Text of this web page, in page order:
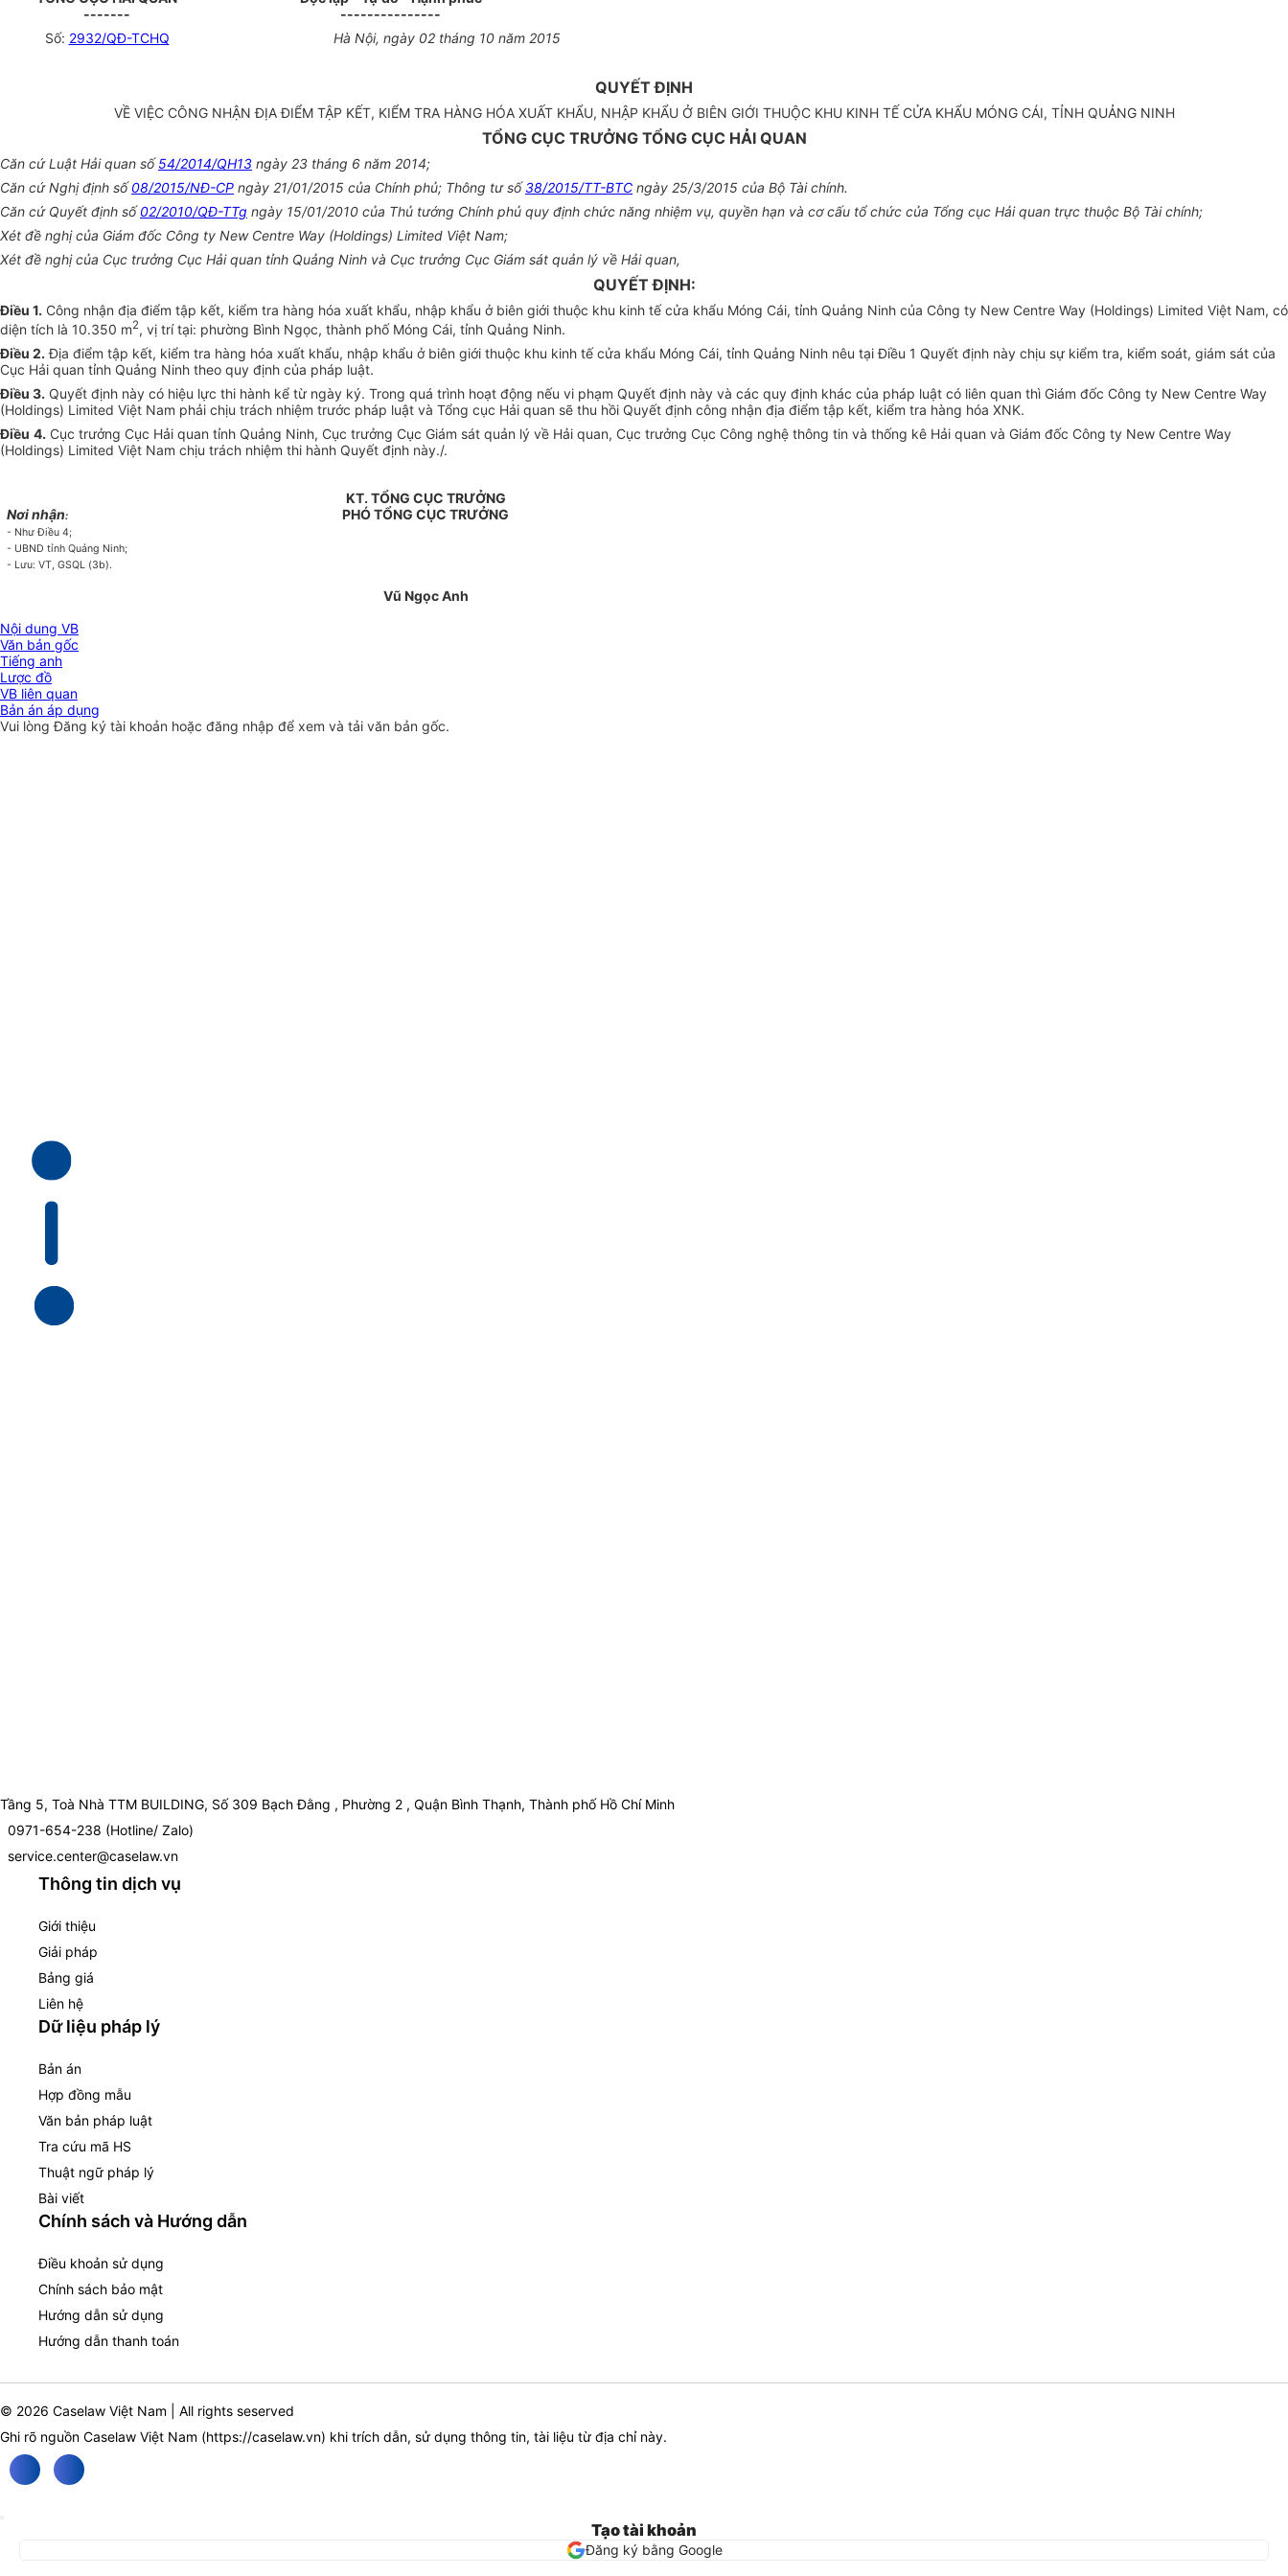
-------
---------------
Số: 2932/QĐ-TCHQ Hà Nội, ngày 02tháng 10năm 2015
QUYẾT ĐỊNH
VỀ VIỆC CÔNG NHẬN ĐỊA ĐIỂM TẬP KẾT, KIỂM TRA HÀNG HÓA XUẤT KHẨU, NHẬP KHẨU Ở BIÊN GIỚI THUỘC KHU KINH TẾ CỬA KHẨU MÓNG CÁI, TỈNH QUẢNG NINH
TỔNG CỤC TRƯỞNG TỔNG CỤC HẢI QUAN
Căn cứ Luật Hải quan số54/2014/QH13 ngày 23 tháng 6 năm 2014;
Căn cứ Nghị định số08/2015/NĐ-CP ngày 21/01/2015 của Chính phủ; Thông tư số38/2015/TT-BTC ngày 25/3/2015 của Bộ Tài chính.
Căn cứ Quyết định số02/2010/QĐ-TTg ngày 15/01/2010 của Thủ tướng Chính phủ quy định chức năng nhiệm vụ, quyền hạn và cơ cấu tổ chức của Tổng cục Hải quan trực thuộc Bộ Tài chính;
Xét đề nghị của Giám đốc Công ty New Centre Way (Holdings) Limited Việt Nam;
Xét đề nghị của Cục trưởng Cục Hải quan tỉnh Quảng Ninh và Cục trưởng Cục Giám sát quản lý về Hải quan,
QUYẾT ĐỊNH:
Điều 1. Công nhận địa điểm tập kết, kiểm tra hàng hóa xuất khẩu, nhập khẩu ở biên giới thuộc khu kinh tế cửa khẩu Móng Cái, tỉnh Quảng Ninh của Công ty New Centre Way (Holdings) Limited Việt Nam, có
diện tích là 10.350 m2, vị trí tại: phường Bình Ngọc, thành phố Móng Cái, tỉnh Quảng Ninh.
Điều 2. Địa điểm tập kết, kiểm tra hàng hóa xuất khẩu, nhập khẩu ở biên giới thuộc khu kinh tế cửa khẩu Móng Cái, tỉnh Quảng Ninh nêu tại Điều 1 Quyết định này chịu sự kiểm tra, kiểm soát, giám sát của
Cục Hải quan tỉnh Quảng Ninh theo quy định của pháp luật.
Điều 3. Quyết định này có hiệu lực thi hành kể từ ngày ký. Trong quá trình hoạt động nếu vi phạm Quyết định này và các quy định khác của pháp luật có liên quan thì Giám đốc Công ty New Centre Way
(Holdings) Limited Việt Nam phải chịu trách nhiệm trước pháp luật và Tổng cục Hải quan sẽ thu hồi Quyết định công nhận địa điểm tập kết, kiểm tra hàng hóa XNK.
Điều 4. Cục trưởng Cục Hải quan tỉnh Quảng Ninh, Cục trưởng Cục Giám sát quản lý về Hải quan, Cục trưởng Cục Công nghệ thông tin và thống kê Hải quan và Giám đốc Công ty New Centre Way
(Holdings) Limited Việt Nam chịu trách nhiệm thi hành Quyết định này./.
Nơi nhận:
- Như Điều 4;
- UBND tỉnh Quảng Ninh;
- Lưu: VT, GSQL (3b).
KT. TỔNG CỤC TRƯỞNG
PHÓ TỔNG CỤC TRƯỞNG
Vũ Ngọc Anh
Nội dung VB
Văn bản gốc
Tiếng anh
Lược đồ
VB liên quan
Bản án áp dụng
Vui lòngĐăng ký tài khoản hoặc đăng nhập để xem và tải văn bản gốc.
Tầng 5, Toà Nhà TTM BUILDING, Số 309 Bạch Đằng , Phường 2 , Quận Bình Thạnh, Thành phố Hồ Chí Minh
0971-654-238 (Hotline/ Zalo)
service.center@caselaw.vn
Thông tin dịch vụ
Giới thiệu
Giải pháp
Bảng giá
Liên hệ
Dữ liệu pháp lý
Bản án
Hợp đồng mẫu
Văn bản pháp luật
Tra cứu mã HS
Thuật ngữ pháp lý
Bài viết
Chính sách và Hướng dẫn
Điều khoản sử dụng
Chính sách bảo mật
Hướng dẫn sử dụng
Hướng dẫn thanh toán
© 2026 Caselaw Việt Nam | All rights seserved
Ghi rõ nguồn Caselaw Việt Nam (https://caselaw.vn) khi trích dẫn, sử dụng thông tin, tài liệu từ địa chỉ này.
Tạo tài khoản
Đăng ký bằng Google